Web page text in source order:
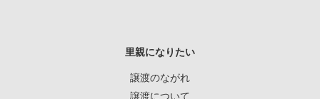
里親になりたい
譲渡のながれ
譲渡について